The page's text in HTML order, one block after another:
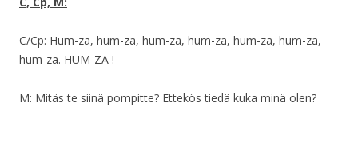
C/Cp: Hum-za, hum-za, hum-za, hum-za, hum-za, hum-za,
hum-za. HUM-ZA !
M: Mitäs te siinä pompitte? Ettekös tiedä kuka minä olen?